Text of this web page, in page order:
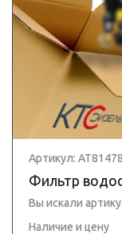
Артикул: AT81478
Фильтр
Вы искали
Наличие и цену